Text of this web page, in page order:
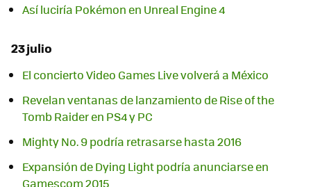
Así luciría Pokémon en Unreal Engine 4
23 julio
El concierto Video Games Live volverá a México
Revelan ventanas de lanzamiento de Rise of the
Tomb Raider en PS4 y PC
Mighty No. 9 podría retrasarse hasta 2016
Expansión de Dying Light podría anunciarse en
Gamescom 2015